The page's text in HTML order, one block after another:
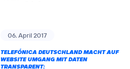
06. April 2017
TELEFÓNICA DEUTSCHLAND MACHT AUF
WEBSITE UMGANG MIT DATEN
TRANSPARENT: